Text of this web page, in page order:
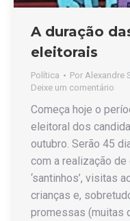
A duração
eleitorais
Política Por Alexandre
Deixe um comentário
Começa hoje o
eleitoral dos
outubro. Serão 45
com a realização
‘santinhos’, visitas
crianças e,
promessas (muitas